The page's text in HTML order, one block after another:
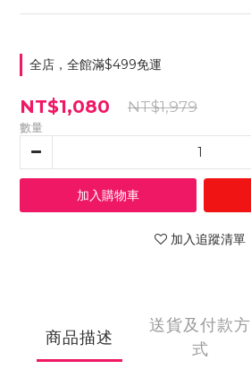
全店，全館滿$499免運
NT$1,080 NT$1,979
數量
加入購物車
加入追蹤清單
商品描述
送貨及付款方
式